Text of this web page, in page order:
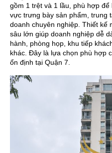
gồm 1 trệt và 1 lầu, phù hợp
vực trưng bày sản phẩm, trung
doanh chuyên nghiệp. Thiết kế
sâu lớn giúp doanh nghiệp dễ
hành, phòng họp, khu tiếp
khác. Đây là lựa chọn phù hợp
ổn định tại Quận 7.